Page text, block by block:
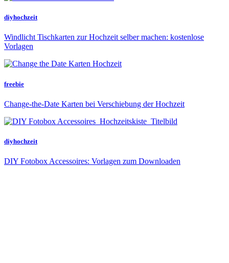
diyhochzeit
Windlicht Tischkarten zur Hochzeit selber machen: kostenlose
Vorlagen
freebie
Change-the-Date Karten bei Verschiebung der Hochzeit
diyhochzeit
DIY Fotobox Accessoires: Vorlagen zum Downloaden